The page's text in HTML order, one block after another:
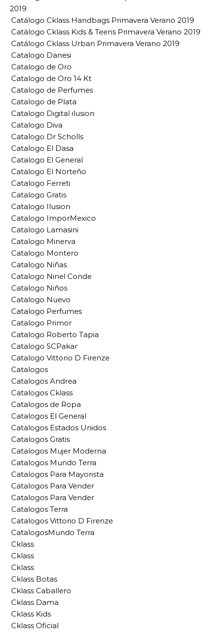
2019
Catálogo Cklass Handbags Primavera Verano 2019
Catálogo Cklass Kids & Teens Primavera Verano 2019
Catálogo Cklass Urban Primavera Verano 2019
Catalogo Danesi
Catalogo de Oro
Catalogo de Oro 14 Kt
Catalogo de Perfumes
Catalogo de Plata
Catalogo Digital ilusion
Catalogo Diva
Catalogo Dr Scholls
Catalogo El Dasa
Catalogo El General
Catalogo El Norteño
Catalogo Ferreti
Catalogo Gratis
Catalogo Ilusion
Catalogo ImporMexico
Catalogo Lamasini
Catalogo Minerva
Catalogo Montero
Catalogo Niñas
Catalogo Ninel Conde
Catalogo Niños
Catalogo Nuevo
Catalogo Perfumes
Catalogo Primor
Catalogo Roberto Tapia
Catalogo SCPakar
Catalogo Vittorio D Firenze
Catalogos
Catalogos Andrea
Catalogos Cklass
Catalogos de Ropa
Catalogos El General
Catalogos Estados Unidos
Catalogos Gratis
Catalogos Mujer Moderna
Catalogos Mundo Terra
Catalogos Para Mayorista
Catalogos Para Vender
Catalogos Para Vender
Catalogos Terra
Catalogos Vittorio D Firenze
CatalogosMundo Terra
Cklass
Cklass
Cklass
Cklass Botas
Cklass Caballero
Cklass Dama
Cklass Kids
Cklass Oficial